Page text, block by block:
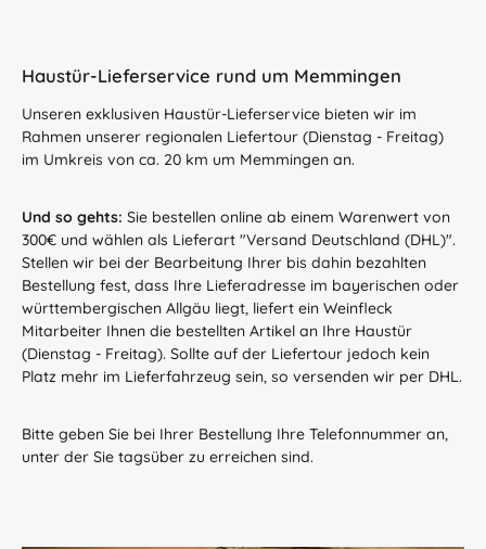
Haustür-Lieferservice rund um Memmingen
Unseren exklusiven Haustür-Lieferservice bieten wir im
Rahmen unserer regionalen Liefertour (Dienstag - Freitag)
im Umkreis von ca. 20 km um Memmingen an.
Und so gehts: Sie bestellen online ab einem Warenwert von
300€ und wählen als Lieferart "Versand Deutschland (DHL)".
Stellen wir bei der Bearbeitung Ihrer bis dahin bezahlten
Bestellung fest, dass Ihre Lieferadresse im bayerischen oder
württembergischen Allgäu liegt, liefert ein Weinfleck
Mitarbeiter Ihnen die bestellten Artikel an Ihre Haustür
(Dienstag - Freitag). Sollte auf der Liefertour jedoch kein
Platz mehr im Lieferfahrzeug sein, so versenden wir per DHL.
Bitte geben Sie bei Ihrer Bestellung Ihre Telefonnummer an,
unter der Sie tagsüber zu erreichen sind.